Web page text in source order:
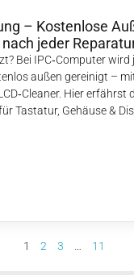
– Kostenlose
jeder
Bei IPC‑Computer wird
außen gereinigt –
Hier erfährst
Tastatur, Gehäuse &
1 2 3 11